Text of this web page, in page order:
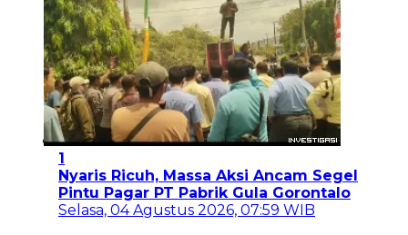
1
Nyaris Ricuh, Massa Aksi Ancam Segel
Pintu Pagar PT Pabrik Gula Gorontalo
Selasa, 04 Agustus 2026, 07:59 WIB